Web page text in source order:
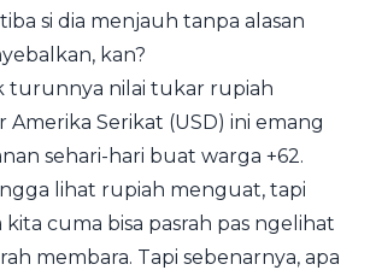
si dia menjauh tanpa alasan
kan?
turunnya nilai tukar rupiah
Serikat (USD) ini emang
sehari-hari buat warga +62.
lihat rupiah menguat, tapi
kita cuma bisa pasrah pas ngelihat
membara. Tapi sebenarnya, apa